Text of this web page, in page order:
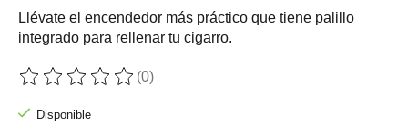
Llévate el encendedor más práctico que tiene palillo
integrado para rellenar tu cigarro.
The rating of this product is
(0)
Disponible